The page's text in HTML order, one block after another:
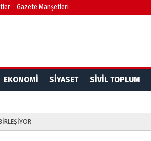
Gazete Manşetleri
EKONOMİ SİYASET SİVİL TOPLUM